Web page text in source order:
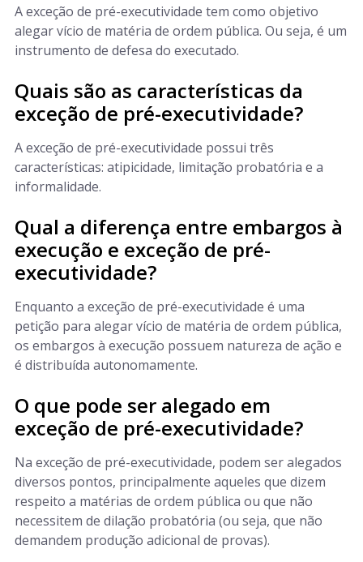
A exceção de pré-executividade tem como objetivo
alegar vício de matéria de ordem pública. Ou seja, é um
instrumento de defesa do executado.
Quais são as características da
exceção de pré-executividade?
A exceção de pré-executividade possui três
características: atipicidade, limitação probatória e a
informalidade.
Qual a diferença entre embargos à
execução e exceção de pré-
executividade?
Enquanto a exceção de pré-executividade é uma
petição para alegar vício de matéria de ordem pública,
os embargos à execução possuem natureza de ação e
é distribuída autonomamente.
O que pode ser alegado em
exceção de pré-executividade?
Na exceção de pré-executividade, podem ser alegados
diversos pontos, principalmente aqueles que dizem
respeito a matérias de ordem pública ou que não
necessitem de dilação probatória (ou seja, que não
demandem produção adicional de provas).